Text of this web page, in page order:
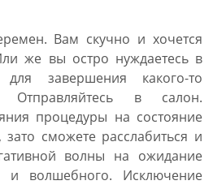
Вам скучно и хочется
же вы остро нуждаетесь в
для завершения какого-то
в салон.
процедуры на состояние
сможете расслабиться и
волны на ожидание
и волшебного. Исключение